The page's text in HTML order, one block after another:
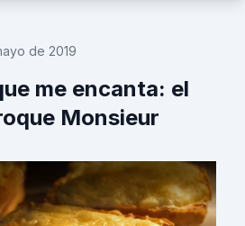
de 2019
me encanta: el
Monsieur